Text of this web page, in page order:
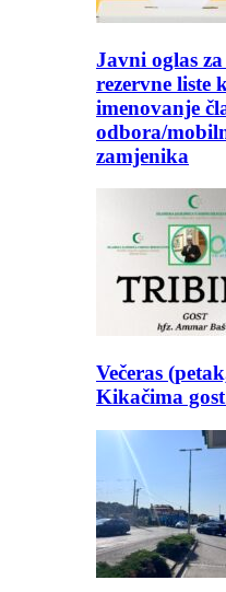
Javni oglas
rezervne liste
imenovanje
odbora/
zamjenika
Večeras
Kikačima